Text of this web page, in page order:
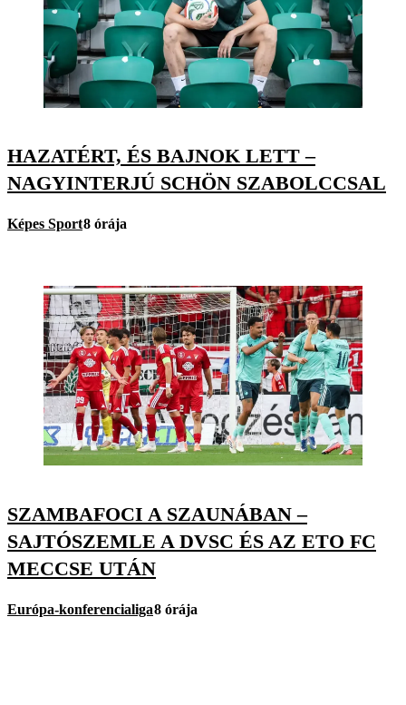
HAZATÉRT, ÉS BAJNOK LETT –
NAGYINTERJÚ SCHÖN SZABOLCCSAL
Képes Sport8 órája
SZAMBAFOCI A SZAUNÁBAN –
SAJTÓSZEMLE A DVSC ÉS AZ ETO FC
MECCSE UTÁN
Európa-konferencialiga8 órája